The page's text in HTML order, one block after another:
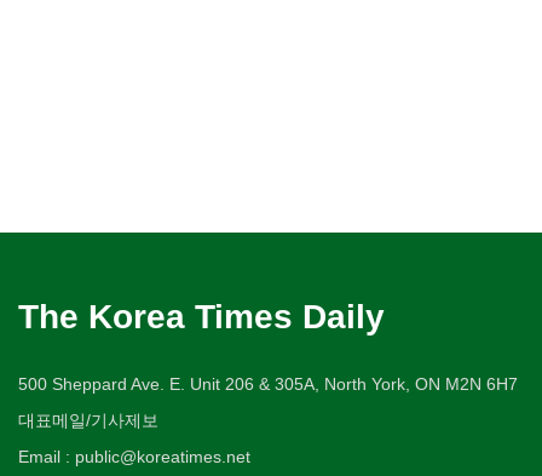
The Korea Times Daily
500 Sheppard Ave. E. Unit 206 & 305A, North York, ON M2N 6H7
대표메일/기사제보
Email : public@koreatimes.net